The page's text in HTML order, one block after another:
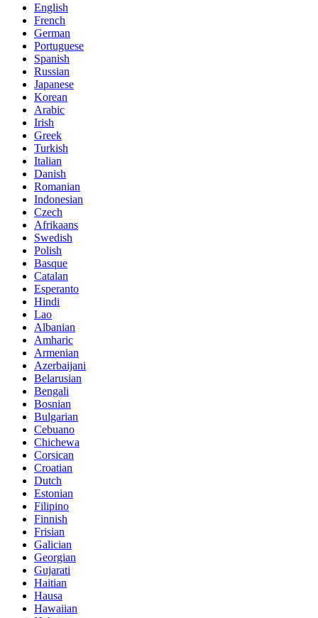
English
French
German
Portuguese
Spanish
Russian
Japanese
Korean
Arabic
Irish
Greek
Turkish
Italian
Danish
Romanian
Indonesian
Czech
Afrikaans
Swedish
Polish
Basque
Catalan
Esperanto
Hindi
Lao
Albanian
Amharic
Armenian
Azerbaijani
Belarusian
Bengali
Bosnian
Bulgarian
Cebuano
Chichewa
Corsican
Croatian
Dutch
Estonian
Filipino
Finnish
Frisian
Galician
Georgian
Gujarati
Haitian
Hausa
Hawaiian